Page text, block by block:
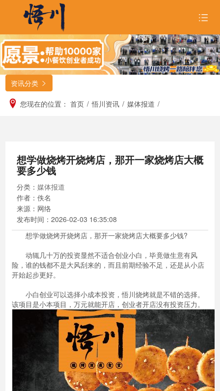
首页
关于悟川 
品牌形象
悟川资讯 
加入我们
资讯分类 
您现在的位置： 首页 / 悟川资讯 / 媒体报道 /
想学做烧烤开烧烤店，那开一家烧烤店大概
要多少钱
分类： 媒体报道
作者：佚名
来源：网络
发布时间： 2026-02-03 16:35:08
想学做烧烤开烧烤店，那开一家烧烤店大概要多少钱?
动辄几十万的投资显然不适合创业小白，毕竟做生意有风
险，谁的钱都不是大风刮来的，而且前期经验不足，还是从小店
开始起步更好。
小白创业可以选择小成本投资，悟川烧烤就是不错的选择。
该项目是小本项目，万元就能开店，创业者开店没有投资压力。